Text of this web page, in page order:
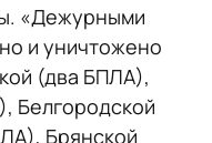
«Дежурными
и уничтожено
(два БПЛА),
Белгородской
Брянской